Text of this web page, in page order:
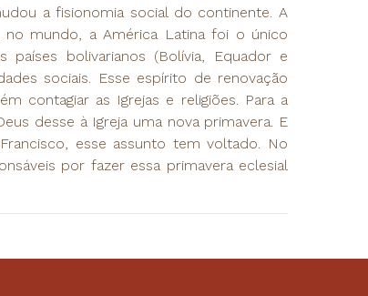
a fisionomia social do continente. A
no mundo, a América Latina foi o único
bolivarianos (Bolívia, Equador e
sociais. Esse espírito de renovação
contagiar as Igrejas e religiões. Para a
desse à Igreja uma nova primavera. E
esse assunto tem voltado. No
por fazer essa primavera eclesial